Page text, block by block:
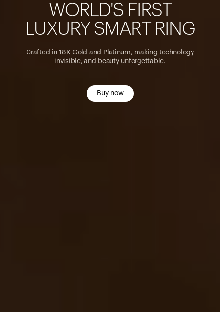
WOR D'S F RST
UXURY SMART R NG
Crafted in 18K Gold and Platinum, making technology
invisible, and beauty unforgettable.
Buy now